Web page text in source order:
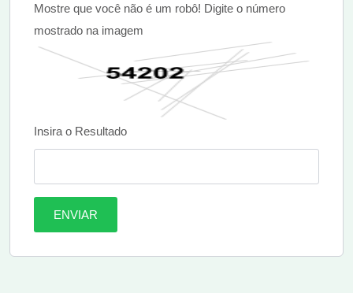
Mostre que você não é um robô! Digite o número
mostrado na imagem
Insira o Resultado
ENVIAR